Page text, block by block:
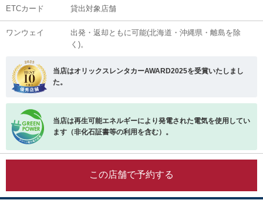
ETCカード 貸出対象店舗
ワンウェイ
出発・返却ともに可能(北海道・沖縄県・離島を除
く)。
当店はオリックスレンタカーAWARD2025を受賞いたしまし
た。
当店は再生可能エネルギーにより発電された電気を使用してい
ます（非化石証書等の利用を含む）。
この店舗で予約する